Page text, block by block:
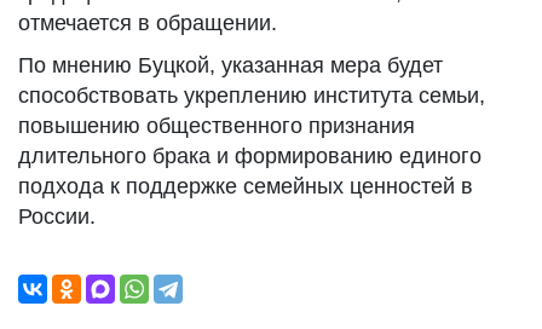
отмечается в обращении.
По мнению Буцкой, указанная мера будет
способствовать укреплению института семьи,
повышению общественного признания
длительного брака и формированию единого
подхода к поддержке семейных ценностей в
России.